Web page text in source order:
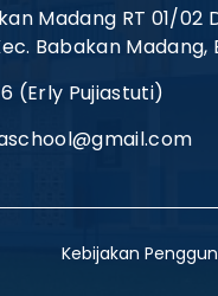
Madang RT 01/02
Babakan Madang,
(Erly Pujiastuti)
Kebijakan